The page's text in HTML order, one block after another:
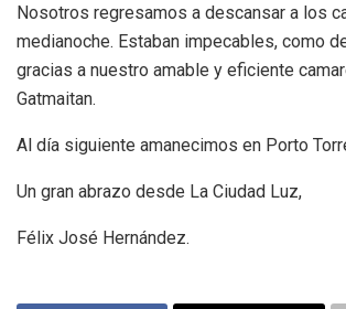
Nosotros regresamos a descansar a los
medianoche. Estaban impecables, como
gracias a nuestro amable y eficiente
Gatmaitan.
Al día siguiente amanecimos en Porto
Un gran abrazo desde La Ciudad Luz,
Félix José Hernández.